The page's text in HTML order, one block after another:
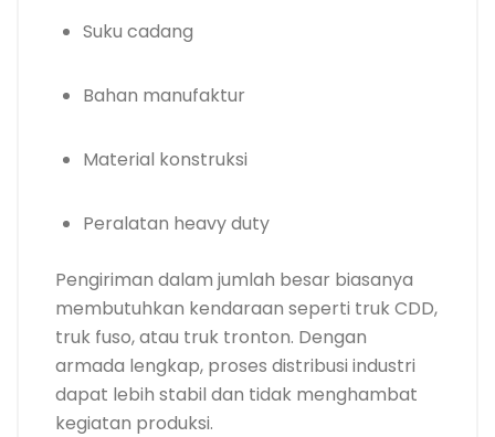
Suku cadang
Bahan manufaktur
Material konstruksi
Peralatan heavy duty
Pengiriman dalam jumlah besar biasanya
membutuhkan kendaraan seperti truk CDD,
truk fuso, atau truk tronton. Dengan
armada lengkap, proses distribusi industri
dapat lebih stabil dan tidak menghambat
kegiatan produksi.